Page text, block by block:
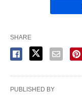
SHARE
PUBLISHED BY